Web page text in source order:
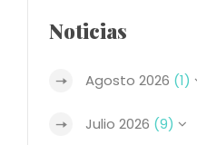
Noticias
Agosto 2026 (1)
Julio 2026 (9)